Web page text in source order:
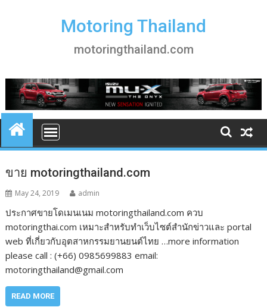
n
e
Motoring Thailand
motoringthailand.com
ขาย motoringthailand.com
May 24, 2019 admin
ประกาศขายโดเมนเนม motoringthailand.com ควบ
motoringthai.com เหมาะสำหรับทำเว็บไซต์สำนักข่าวและ portal
web ที่เกี่ยวกับอุตสาหกรรมยานยนต์ไทย …more information
please call : (+66) 0985699883 email:
motoringthailand@gmail.com
READ MORE